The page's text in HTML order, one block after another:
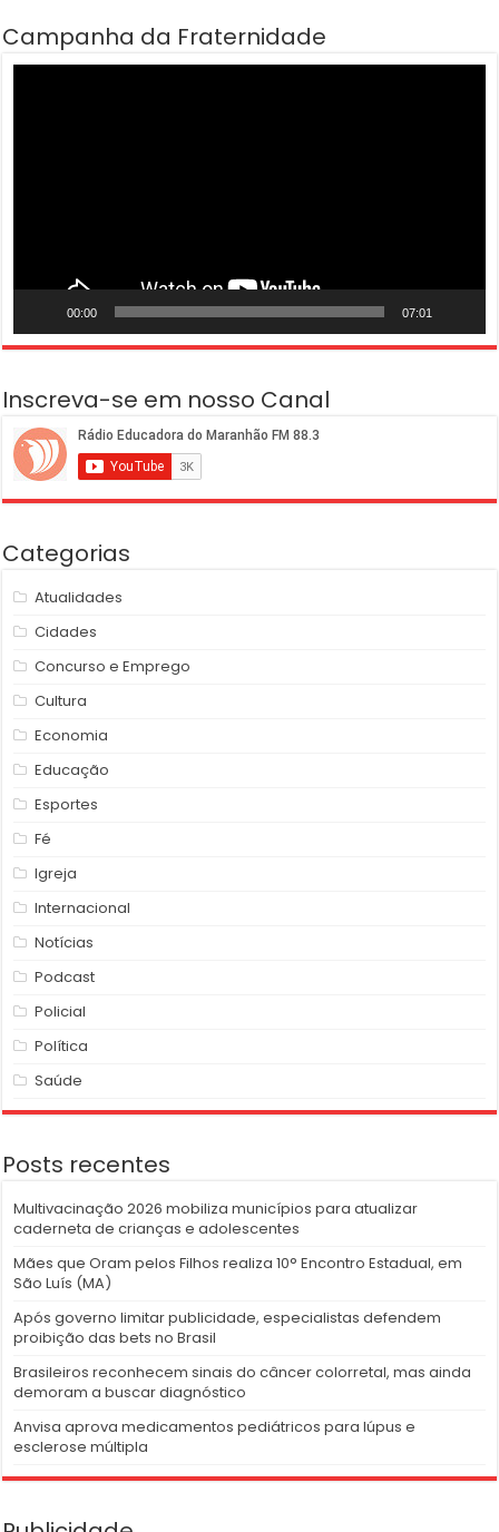
Campanha da Fraternidade
00:00 07:01
Inscreva-se em nosso Canal
Categorias
Atualidades
Cidades
Concurso e Emprego
Cultura
Economia
Educação
Esportes
Fé
Igreja
Internacional
Notícias
Podcast
Policial
Política
Saúde
Posts recentes
Multivacinação 2026 mobiliza municípios para atualizar
caderneta de crianças e adolescentes
Mães que Oram pelos Filhos realiza 10° Encontro Estadual, em
São Luís (MA)
Após governo limitar publicidade, especialistas defendem
proibição das bets no Brasil
Brasileiros reconhecem sinais do câncer colorretal, mas ainda
demoram a buscar diagnóstico
Anvisa aprova medicamentos pediátricos para lúpus e
esclerose múltipla